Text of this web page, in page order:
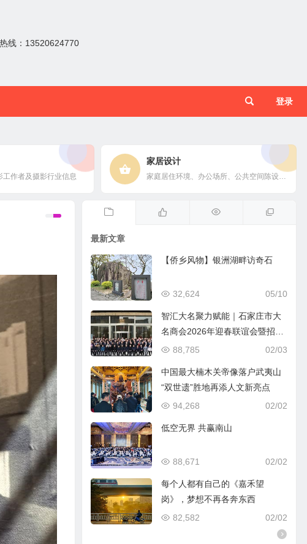
线：13520624770
登录
工作者及摄影行业信息
家居设计
家庭居住环境、办公场所、公共空间陈设风格以设计搭配
最新文章
【侨乡风物】银洲湖畔访奇石
05/10
32,624
智汇大名聚力赋能｜石家庄市大
名商会2026年迎春联谊会暨招商
引资推介会圆满落幕
02/03
88,785
中国最大楠木关帝像落户武夷山
“双世遗”胜地再添人文新亮点
02/02
94,268
低空无界 共赢南山
02/02
88,671
每个人都有自己的《嘉禾望
岗》，梦想不再各奔东西
02/02
82,582